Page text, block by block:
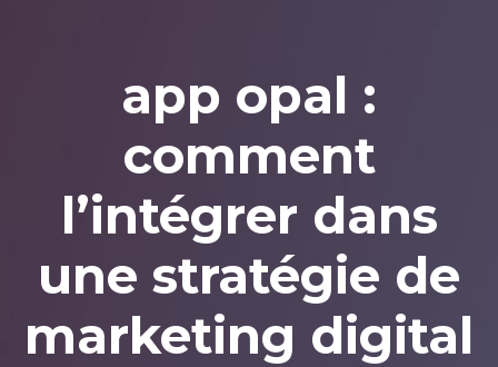
app opal :
comment
l’intégrer dans
une stratégie de
marketing digital